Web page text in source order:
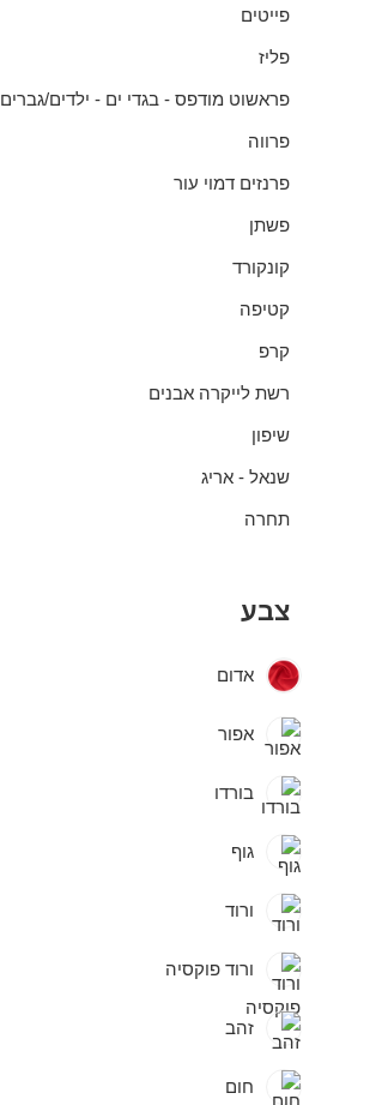
פייטים
פליז
פראשוט מודפס - בגדי ים - ילדים/גברים
פרווה
פרנזים דמוי עור
פשתן
קונקורד
קטיפה
קרפ
רשת לייקרה אבנים
שיפון
שנאל - אריג
תחרה
צבע
אדום
אפור
בורדו
גוף
ורוד
ורוד פוקסיה
זהב
חום